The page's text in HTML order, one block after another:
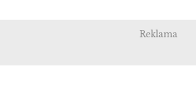
Reklama